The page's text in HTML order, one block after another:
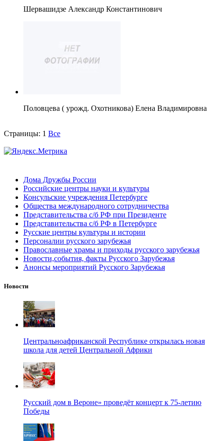
Шервашидзе Александр Константинович
Половцева ( урожд. Охотникова) Елена Владимировна
Страницы: 1 Все
Дома Дружбы России
Российские центры науки и культуры
Консульские учреждения Петербурге
Общества международного сотрудничества
Представительства с/б РФ при Президенте
Представительства с/б РФ в Петербурге
Русские центры культуры и истории
Персоналии русского зарубежья
Православные храмы и приходы русского зарубежья
Новости,события, факты Русского Зарубежья
Анонсы мероприятий Русского Зарубежья
Новости
Центральноафриканской Республике открылась новая
школа для детей Центральной Африки
Русский дом в Вероне» проведёт концерт к 75-летию
Победы